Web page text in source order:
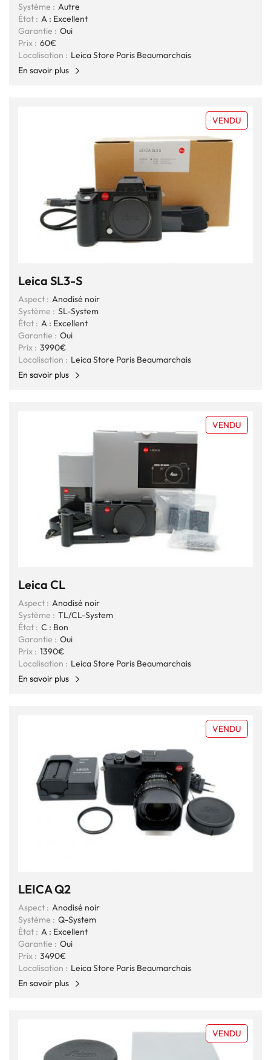
Système : Autre
État : A : Excellent
Garantie : Oui
Prix : 60€
Localisation : Leica Store Paris Beaumarchais
En savoir plus
VENDU
Leica SL3-S
Aspect : Anodisé noir
Système : SL-System
État : A : Excellent
Garantie : Oui
Prix : 3990€
Localisation : Leica Store Paris Beaumarchais
En savoir plus
VENDU
Leica CL
Aspect : Anodisé noir
Système : TL/CL-System
État : C : Bon
Garantie : Oui
Prix : 1390€
Localisation : Leica Store Paris Beaumarchais
En savoir plus
VENDU
LEICA Q2
Aspect : Anodisé noir
Système : Q-System
État : A : Excellent
Garantie : Oui
Prix : 3490€
Localisation : Leica Store Paris Beaumarchais
En savoir plus
VENDU